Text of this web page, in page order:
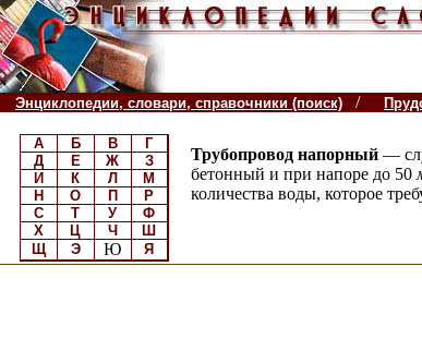
Энциклопедии, словари, справочники (поиск) /
А Б В
Г
Д
Е Ж
З
И
К Л
М
Н
О П
Р
С
Т У
Ф
Х
Ц Ч
Ш
Щ
Э Ю Я
Трубопровод напорный —
бетонный и при напоре до 50
количества воды, которое